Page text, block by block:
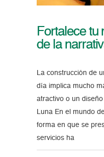
Fortalece tu
de la
La construcción de
día implica mucho
atractivo o un
Luna En el mundo
forma en que se
servicios ha